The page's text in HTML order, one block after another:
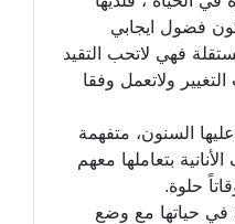
فضول ايجابي
فهي لاتحب التقيد
ولاتعمل وفقا
السنون، متفهمة
بتعاملها معهم
حلوة.
في حياتها مع وضع